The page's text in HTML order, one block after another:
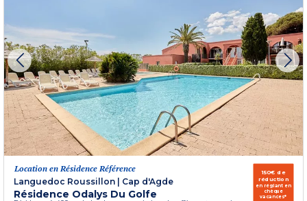
Location en Résidence Référence
Languedoc Roussillon | Cap d'Agde
Résidence Odalys Du Golfe
150€ de
réduction
en réglant en
chèque
vacances*